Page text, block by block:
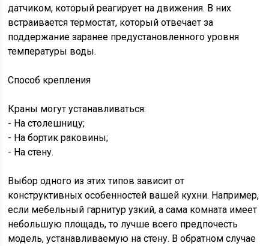
датчиком, который реагирует на движения. В них
встраивается термостат, который отвечает за
поддержание заранее предустановленного уровня
температуры воды.
Способ крепления
Краны могут устанавливаться:
- На столешницу;
- На бортик раковины;
- На стену.
Выбор одного из этих типов зависит от
конструктивных особенностей вашей кухни. Например,
если мебельный гарнитур узкий, а сама комната имеет
небольшую площадь, то лучше всего предпочесть
модель, устанавливаемую на стену. В обратном случае